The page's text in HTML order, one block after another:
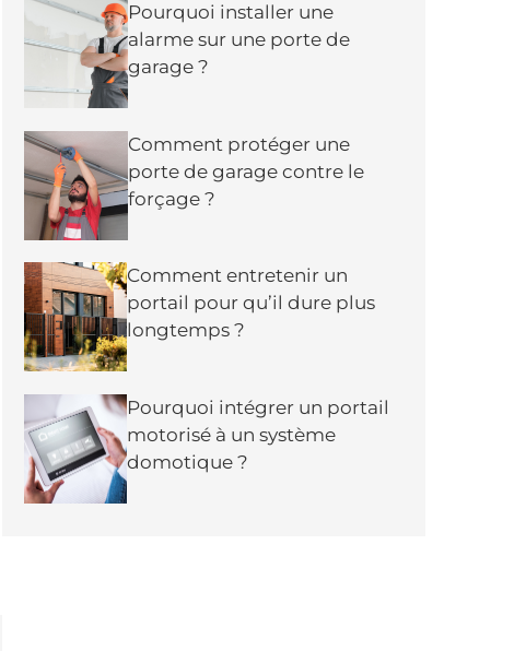
Pourquoi installer une
alarme sur une porte de
garage ?
Comment protéger une
porte de garage contre le
forçage ?
Comment entretenir un
portail pour qu’il dure plus
longtemps ?
Pourquoi intégrer un portail
motorisé à un système
domotique ?